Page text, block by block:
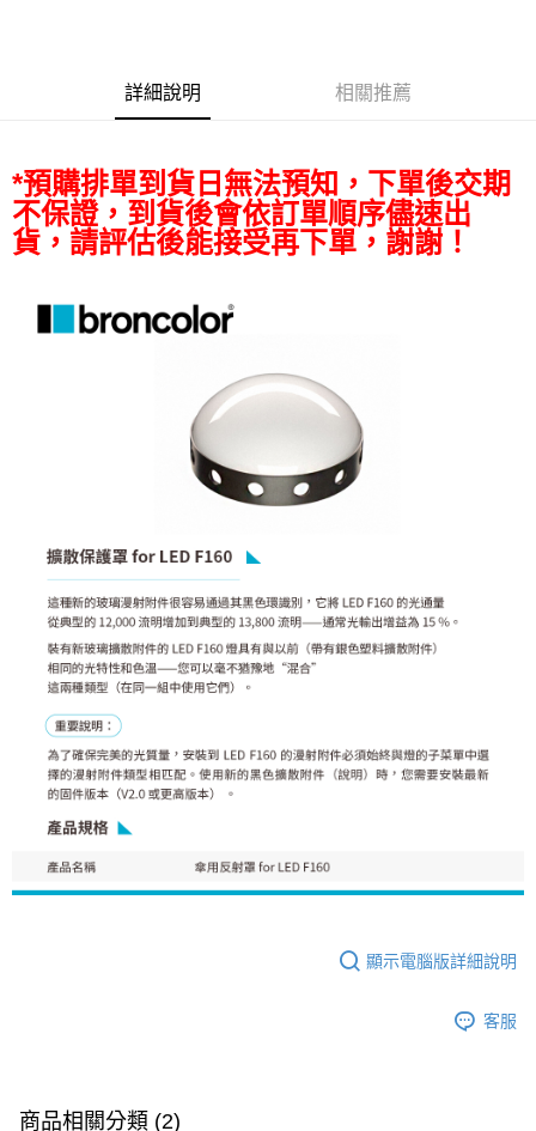
１．簡單：不需註冊會員、不需綁卡、不需儲值。
２．便利：只要手機號碼，簡訊認證，即可結帳。
【「AFTEE先享後付」結帳流程】
１．於結帳方式選擇「AFTEE先享後付」後，將跳轉至「AFTEE先享後付」
結帳頁面，進行簡訊認證並確認金額後，即可完成結帳。
２．訂單成立數日內，您將收到繳費通知簡訊。
※ 請注意：結帳手續完成當下不需立刻繳費，但若您需要取消訂單，請聯絡
購買商品的店家。未經商家同意取消之訂單仍視為有效，需透過AFTEE先享
※ 交易是否成功請以「AFTEE先享後付 」之結帳頁面顯示為準，若有關於
是否繳費成功／繳費後需取消欲退款等相關疑問，請聯繫「AFTEE先享後付
https://netprotections.freshdesk.com/support/home
１．透過由恩沛科技股份有限公司提供之「AFTEE先享後付」服務完成之交
易，需依本服務之必要範圍內提供個人資料，並將交易相關給付款項請求債
２．關於個人資料處理事宜，請瀏覽以下網址：
３．未成年的使用者請事先徵得法定代理人或監護人之同意方可使用
「AFTEE先享後付」，若未經同意申辦者引起之損失，本公司不負相關責
４．使用「AFTEE先享後付」時，將依據個別帳號之用戶狀況，依本公司即
時審查核予不同之上限額度；若仍有額度不足之情形，本公司將視審查結果
５．嚴禁一人註冊多個帳號或使用他人資訊註冊。若發現惡意使用之情形，
每筆NT$75，滿NT$399(含以上)免運費
付款後門市自取
免運費
詳細說明 相關推薦
*預購排單到貨日無法預知，下單後交期
不保證，到貨後會依訂單順序儘速出
貨，請評估後能接受再下單，謝謝！
顯示電腦版詳細說明
客服
商品相關分類 (2)